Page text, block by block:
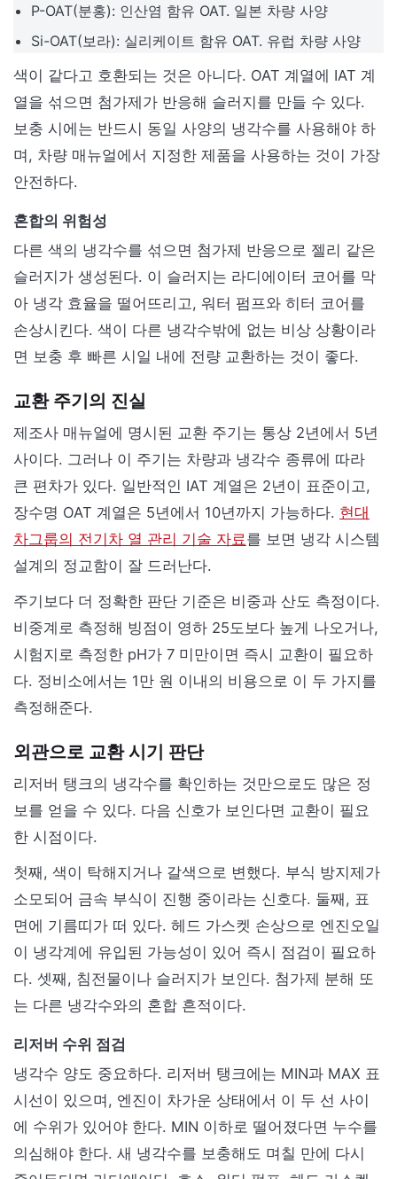
P-OAT(분홍): 인산염 함유 OAT. 일본 차량 사양
Si-OAT(보라): 실리케이트 함유 OAT. 유럽 차량 사양
색이 같다고 호환되는 것은 아니다. OAT 계열에 IAT 계
열을 섞으면 첨가제가 반응해 슬러지를 만들 수 있다.
보충 시에는 반드시 동일 사양의 냉각수를 사용해야 하
며, 차량 매뉴얼에서 지정한 제품을 사용하는 것이 가장
안전하다.
혼합의 위험성
다른 색의 냉각수를 섞으면 첨가제 반응으로 젤리 같은
슬러지가 생성된다. 이 슬러지는 라디에이터 코어를 막
아 냉각 효율을 떨어뜨리고, 워터 펌프와 히터 코어를
손상시킨다. 색이 다른 냉각수밖에 없는 비상 상황이라
면 보충 후 빠른 시일 내에 전량 교환하는 것이 좋다.
교환 주기의 진실
제조사 매뉴얼에 명시된 교환 주기는 통상 2년에서 5년
사이다. 그러나 이 주기는 차량과 냉각수 종류에 따라
큰 편차가 있다. 일반적인 IAT 계열은 2년이 표준이고,
장수명 OAT 계열은 5년에서 10년까지 가능하다. 현대
차그룹의 전기차 열 관리 기술 자료를 보면 냉각 시스템
설계의 정교함이 잘 드러난다.
주기보다 더 정확한 판단 기준은 비중과 산도 측정이다.
비중계로 측정해 빙점이 영하 25도보다 높게 나오거나,
시험지로 측정한 pH가 7 미만이면 즉시 교환이 필요하
다. 정비소에서는 1만 원 이내의 비용으로 이 두 가지를
측정해준다.
외관으로 교환 시기 판단
리저버 탱크의 냉각수를 확인하는 것만으로도 많은 정
보를 얻을 수 있다. 다음 신호가 보인다면 교환이 필요
한 시점이다.
첫째, 색이 탁해지거나 갈색으로 변했다. 부식 방지제가
소모되어 금속 부식이 진행 중이라는 신호다. 둘째, 표
면에 기름띠가 떠 있다. 헤드 가스켓 손상으로 엔진오일
이 냉각계에 유입된 가능성이 있어 즉시 점검이 필요하
다. 셋째, 침전물이나 슬러지가 보인다. 첨가제 분해 또
는 다른 냉각수와의 혼합 흔적이다.
리저버 수위 점검
냉각수 양도 중요하다. 리저버 탱크에는 MIN과 MAX 표
시선이 있으며, 엔진이 차가운 상태에서 이 두 선 사이
에 수위가 있어야 한다. MIN 이하로 떨어졌다면 누수를
의심해야 한다. 새 냉각수를 보충해도 며칠 만에 다시